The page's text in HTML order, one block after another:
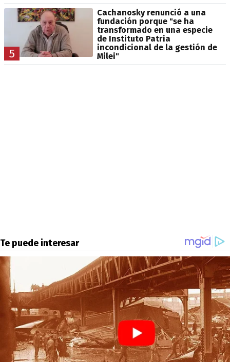
5
Cachanosky renunció a una
fundación porque "se ha
transformado en una especie
de Instituto Patria
incondicional de la gestión de
Milei"